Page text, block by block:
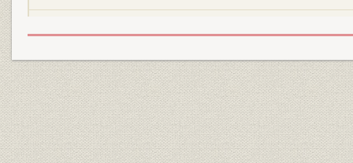
I 創業カラ 伊藤忠合名マデ
A 初代 伊藤忠兵衛ノ 事業
1 伊藤家ノ 家系ト 初代忠兵衛ノ オイタチ
2 始祖ノ 創業